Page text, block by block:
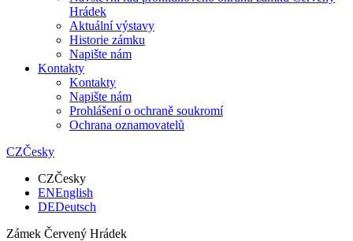
Hrádek
Aktuální výstavy
Historie zámku
Napište nám
Kontakty
Kontakty
Napište nám
Prohlášení o ochraně soukromí
Ochrana oznamovatelů
CZČesky
CZČesky
ENEnglish
DEDeutsch
Zámek Červený Hrádek